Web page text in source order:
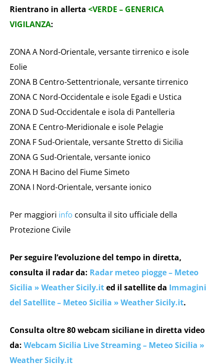
Rientrano in allerta <VERDE – GENERICA
VIGILANZA:
ZONA A Nord-Orientale, versante tirrenico e isole
Eolie
ZONA B Centro-Settentrionale, versante tirrenico
ZONA C Nord-Occidentale e isole Egadi e Ustica
ZONA D Sud-Occidentale e isola di Pantelleria
ZONA E Centro-Meridionale e isole Pelagie
ZONA F Sud-Orientale, versante Stretto di Sicilia
ZONA G Sud-Orientale, versante ionico
ZONA H Bacino del Fiume Simeto
ZONA I Nord-Orientale, versante ionico
Per maggiori info consulta il sito ufficiale della
Protezione Civile
Per seguire l’evoluzione del tempo in diretta,
consulta il radar da: Radar meteo piogge – Meteo
Sicilia » Weather Sicily.ited il satellite da Immagini
del Satellite – Meteo Sicilia » Weather Sicily.it.
Consulta oltre 80 webcam siciliane in diretta video
da: Webcam Sicilia Live Streaming – Meteo Sicilia »
Weather Sicily.it